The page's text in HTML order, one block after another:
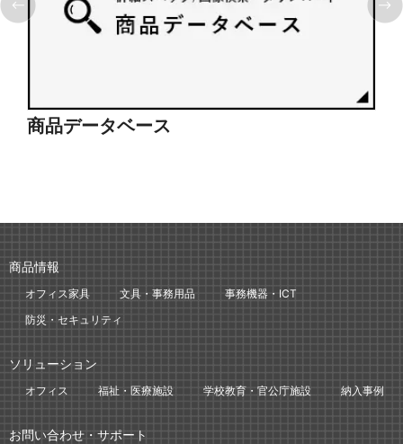
商品データベース
商品情報
オフィス家具 文具・事務用品
事務機器・ICT
防災・セキュリティ
ソリューション
オフィス 福祉・医療施設 学校教育・官公庁施設 納入事例
お問い合わせ・サポート